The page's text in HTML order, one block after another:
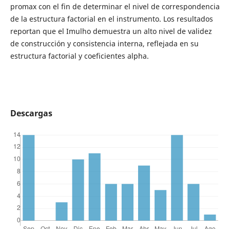
promax con el fin de determinar el nivel de correspondencia
de la estructura factorial en el instrumento. Los resultados
reportan que el Imulho demuestra un alto nivel de validez
de construcción y consistencia interna, reflejada en su
estructura factorial y coeficientes alpha.
Descargas